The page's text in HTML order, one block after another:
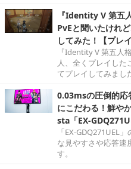
『Identity V 第五
PvEと聞いたけれ
してみた！【プレイ
『Identity V 第五人
人、全くプレイした
てプレイしてみまし
0.03msの圧倒的応
にこだわる！鮮や
sta「EX-
「EX-GDQ271UEL
な見やすさや応答速
す。